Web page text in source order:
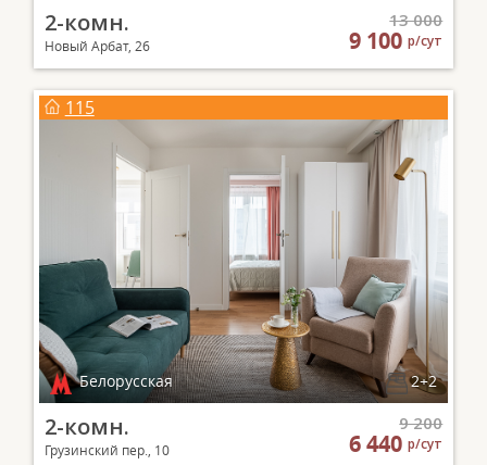
2-комн.
Новый Арбат, 26
13 000
9 100р/сут
115
Белорусская 2+2
2-комн.
Грузинский пер., 10
9 200
6 440р/сут